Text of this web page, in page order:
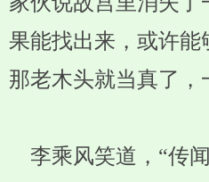
果能找出来，或许能
那老木头就当真了，
李乘风笑道，“传